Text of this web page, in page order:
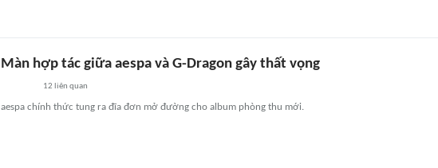
Màn hợp tác giữa aespa và G-Dragon gây thất vọng
12 liên quan
aespa chính thức tung ra đĩa đơn mở đường cho album phòng thu mới.